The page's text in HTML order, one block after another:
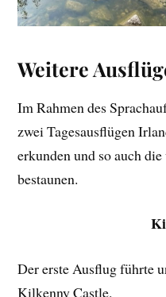
Weitere
Im Rahmen des
zwei Tagesausflügen
erkunden und so auch
bestaunen.
Der erste Ausflug führte
Kilkenny Castle.